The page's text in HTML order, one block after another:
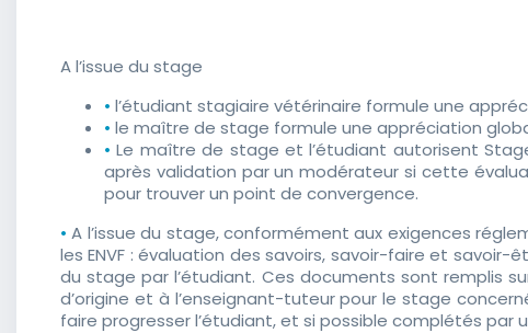
A l’issue du stage
• l’étudiant stagiaire vétérinaire formule une
• le maître de stage formule une appréciation
•Le maître de stage et l’étudiant autorisent
après validation par un modérateur si cette
pour trouver un point de convergence.
•A l’issue du stage, conformément aux exigences
les ENVF : évaluation des savoirs, savoir-faire et
du stage par l’étudiant. Ces documents sont remplis
d’origine et à l’enseignant-tuteur pour le stage
faire progresser l’étudiant, et si possible complétés